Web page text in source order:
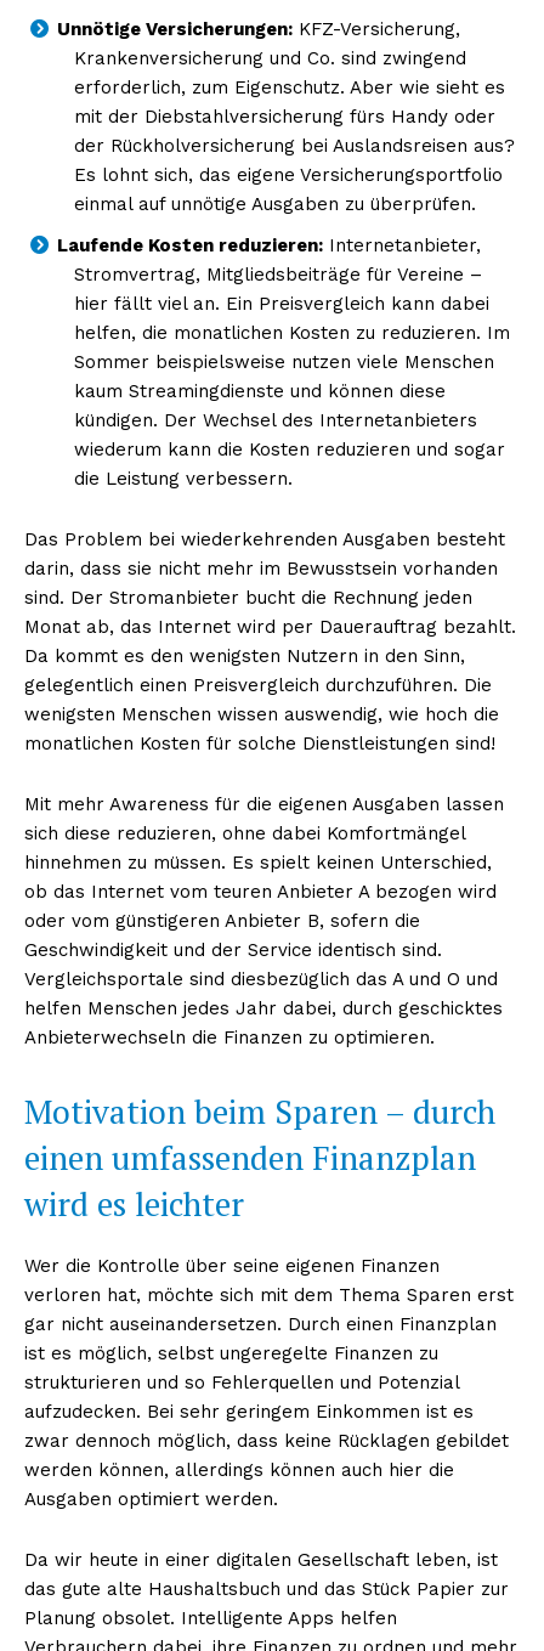
Unnötige Versicherungen: KFZ-Versicherung,
Krankenversicherung und Co. sind zwingend
erforderlich, zum Eigenschutz. Aber wie sieht es
mit der Diebstahlversicherung fürs Handy oder
der Rückholversicherung bei Auslandsreisen aus?
Es lohnt sich, das eigene Versicherungsportfolio
einmal auf unnötige Ausgaben zu überprüfen.
Laufende Kosten reduzieren: Internetanbieter,
Stromvertrag, Mitgliedsbeiträge für Vereine –
hier fällt viel an. Ein Preisvergleich kann dabei
helfen, die monatlichen Kosten zu reduzieren. Im
Sommer beispielsweise nutzen viele Menschen
kaum Streamingdienste und können diese
kündigen. Der Wechsel des Internetanbieters
wiederum kann die Kosten reduzieren und sogar
die Leistung verbessern.
Das Problem bei wiederkehrenden Ausgaben besteht
darin, dass sie nicht mehr im Bewusstsein vorhanden
sind. Der Stromanbieter bucht die Rechnung jeden
Monat ab, das Internet wird per Dauerauftrag bezahlt.
Da kommt es den wenigsten Nutzern in den Sinn,
gelegentlich einen Preisvergleich durchzuführen. Die
wenigsten Menschen wissen auswendig, wie hoch die
monatlichen Kosten für solche Dienstleistungen sind!
Mit mehr Awareness für die eigenen Ausgaben lassen
sich diese reduzieren, ohne dabei Komfortmängel
hinnehmen zu müssen. Es spielt keinen Unterschied,
ob das Internet vom teuren Anbieter A bezogen wird
oder vom günstigeren Anbieter B, sofern die
Geschwindigkeit und der Service identisch sind.
Vergleichsportale sind diesbezüglich das A und O und
helfen Menschen jedes Jahr dabei, durch geschicktes
Anbieterwechseln die Finanzen zu optimieren.
Motivation beim Sparen – durch
einen umfassenden Finanzplan
wird es leichter
Wer die Kontrolle über seine eigenen Finanzen
verloren hat, möchte sich mit dem Thema Sparen erst
gar nicht auseinandersetzen. Durch einen Finanzplan
ist es möglich, selbst ungeregelte Finanzen zu
strukturieren und so Fehlerquellen und Potenzial
aufzudecken. Bei sehr geringem Einkommen ist es
zwar dennoch möglich, dass keine Rücklagen gebildet
werden können, allerdings können auch hier die
Ausgaben optimiert werden.
Da wir heute in einer digitalen Gesellschaft leben, ist
das gute alte Haushaltsbuch und das Stück Papier zur
Planung obsolet. Intelligente Apps helfen